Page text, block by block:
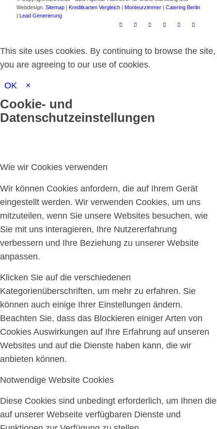
Webdesign. Sitemap| Kreditkarten Vergleich| Monteurzimmer| Catering Berlin
| Lead Generierung
This site uses cookies. By continuing to browse the site,
you are agreeing to our use of cookies.
OK ×
Cookie- und
Datenschutzeinstellungen
Wie wir Cookies verwenden
Wir können Cookies anfordern, die auf Ihrem Gerät
eingestellt werden. Wir verwenden Cookies, um uns
mitzuteilen, wenn Sie unsere Websites besuchen, wie
Sie mit uns interagieren, Ihre Nutzererfahrung
verbessern und Ihre Beziehung zu unserer Website
anpassen.
Klicken Sie auf die verschiedenen
Kategorienüberschriften, um mehr zu erfahren. Sie
können auch einige Ihrer Einstellungen ändern.
Beachten Sie, dass das Blockieren einiger Arten von
Cookies Auswirkungen auf Ihre Erfahrung auf unseren
Websites und auf die Dienste haben kann, die wir
anbieten können.
Notwendige Website Cookies
Diese Cookies sind unbedingt erforderlich, um Ihnen die
auf unserer Webseite verfügbaren Dienste und